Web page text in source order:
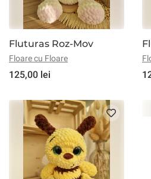
Fluturas Roz-Mov
Floare cu Floare
125,00 lei